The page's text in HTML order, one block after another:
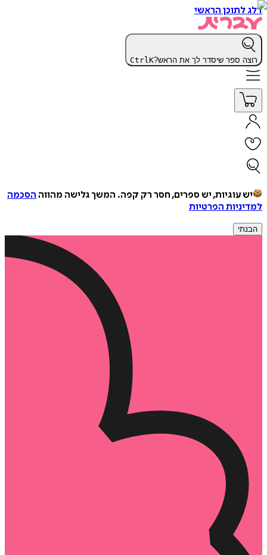
דלג לתוכן הראשי
רוצה ספר שיסדר לך את הראש? CtrlK
יש עוגיות, יש ספרים, חסר רק קפה. המשך גלישה מהווה הסכמה
למדיניות הפרטיות
הבנתי